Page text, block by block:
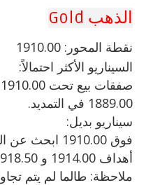
الذهب Gold
نقطة المحور: 1910.00
السيناريو الأكثر احتمالاً:
1889.00 في التمديد.
سيناريو بديل:
فوق 1910.00
أهداف 1914.00 و 1918.50.